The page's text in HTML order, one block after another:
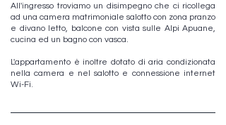
All'ingresso troviamo un disimpegno che ci ricollega
ad una camera matrimoniale salotto con zona pranzo
e divano letto, balcone con vista sulle Alpi Apuane,
cucina ed un bagno con vasca.
L'appartamento è inoltre dotato di aria condizionata
nella camera e nel salotto e connessione internet
Wi-Fi.